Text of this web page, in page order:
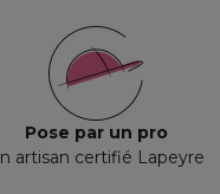
Pose par un pro
artisan certifié Lapeyre